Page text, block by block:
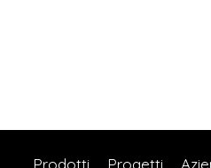
Prodotti Progetti